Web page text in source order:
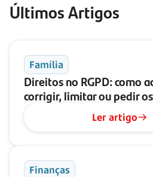
Últimos Artigos
Família
Direitos no RGPD: como
corrigir, limitar ou pedir
Ler artigo
Finanças